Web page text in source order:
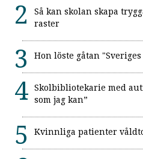
Så kan skolan skapa
raster
Hon löste gåtan
Skolbibliotekarie med
som jag kan”
Kvinnliga patienter